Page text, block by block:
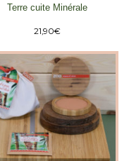
Terre cuite Minérale
21,90€